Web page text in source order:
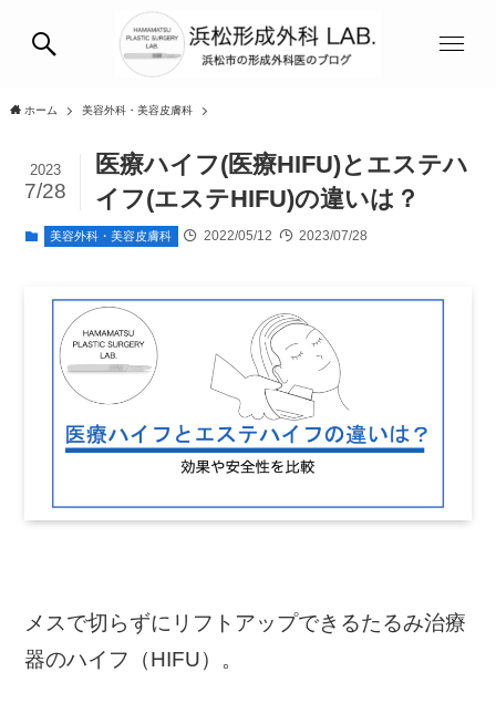
ホーム 美容外科・美容皮膚科
医療ハイフ(医療HIFU)とエステハ
イフ(エステHIFU)の違いは？
2023
7/28
美容外科・美容皮膚科 2022/05/12 2023/07/28
メスで切らずにリフトアップできるたるみ治療
器のハイフ（HIFU）。